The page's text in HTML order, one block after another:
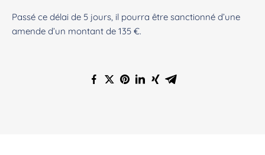
Passé ce délai de 5 jours, il pourra être sanctionné d’une
amende d’un montant de 135 €.